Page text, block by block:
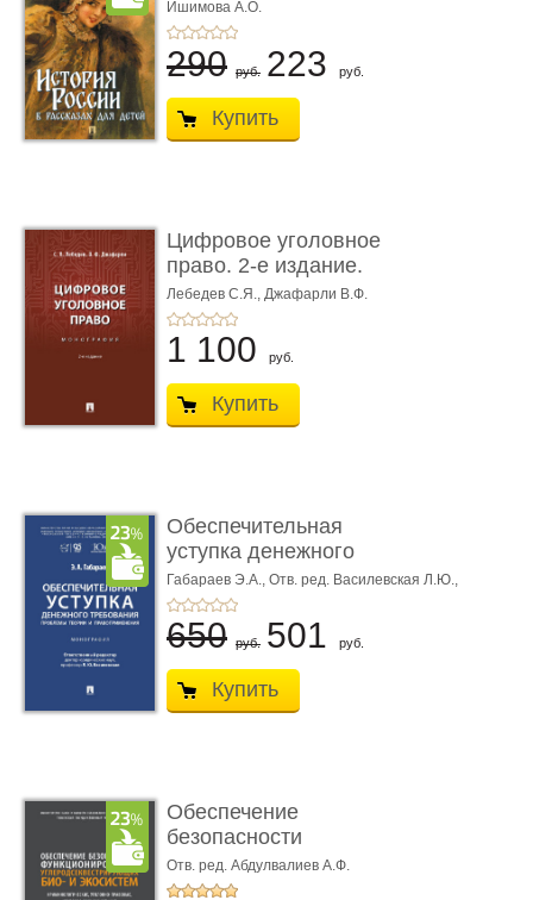
Ишимова А.О.
290 руб. 223 руб.
Купить
Цифровое уголовное
право. 2-е издание.
Монограф ...
Лебедев С.Я., Джафарли В.Ф.
1 100 руб.
Купить
Обеспечительная
уступка денежного
требования ...
Габараев Э.А., Отв. ред. Василевская Л.Ю.,
вступ. сл. Каретина М.Г.
650 руб. 501 руб.
Купить
Обеспечение
безопасности
функционирования уг
...
Отв. ред. Абдулвалиев А.Ф.